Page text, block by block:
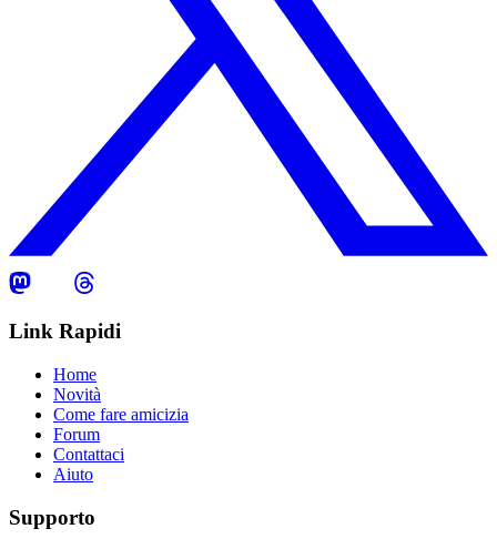
Link Rapidi
Home
Novità
Come fare amicizia
Forum
Contattaci
Aiuto
Supporto